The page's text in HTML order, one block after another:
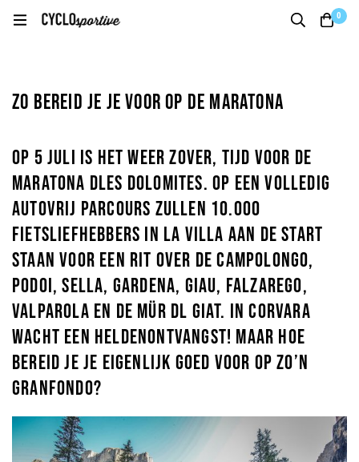
0
Zo bereid je je voor op de Maratona
Op 5 juli is het weer zover, tijd voor de
Maratona dles Dolomites. Op een volledig
autovrij parcours zullen 10.000
fietsliefhebbers in La Villa aan de start
staan voor een rit over de Campolongo,
Podoi, Sella, Gardena, Giau, Falzarego,
Valparola en de Mür dl Giat. In Corvara
wacht een heldenontvangst! Maar hoe
bereid je je eigenlijk goed voor op zo’n
Granfondo?